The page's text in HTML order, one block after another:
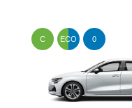
C ECO 0